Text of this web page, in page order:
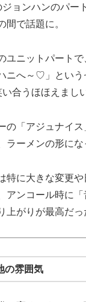
ジョンハンのパー
間で話題に。
ユニットパート
ニへ～♡」という
合うほほえまし
の「アジュナイ
ラーメンの形にな
特に大きな変更
アンコール時に
上がりが最高だっ
の雰囲気